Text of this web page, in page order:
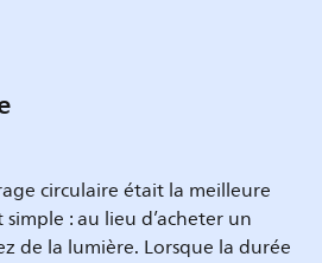
circulaire était la meilleure
: au lieu d’acheter un
de la lumière. Lorsque la durée